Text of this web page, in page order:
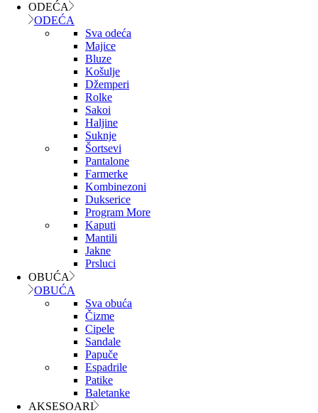
ODEĆA
ODEĆA
Sva odeća
Majice
Bluze
Košulje
Džemperi
Rolke
Sakoi
Haljine
Suknje
Šortsevi
Pantalone
Farmerke
Kombinezoni
Dukserice
Program More
Kaputi
Mantili
Jakne
Prsluci
OBUĆA
OBUĆA
Sva obuća
Čizme
Cipele
Sandale
Papuče
Espadrile
Patike
Baletanke
AKSESOARI